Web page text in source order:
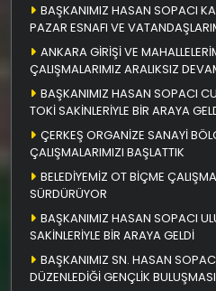
BAŞKANIMIZ HASAN SOPACI
PAZAR ESNAFI VE
ANKARA GİRİŞİ VE
ÇALIŞMALARIMIZ ARALIKSIZ
BAŞKANIMIZ HASAN SOPACI
TOKİ SAKİNLERİYLE BİR ARAYA
ÇERKEŞ ORGANİZE SANAYİ
ÇALIŞMALARIMIZI BAŞLATTIK
BELEDİYEMİZ OT BİÇME
SÜRDÜRÜYOR
BAŞKANIMIZ HASAN SOPACI
SAKİNLERİYLE BİR ARAYA GELDİ
BAŞKANIMIZ SN. HASAN
DÜZENLEDİĞİ GENÇLİK